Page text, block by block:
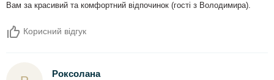
Вам за красивий та комфортний відпочинок (гості з Володимира).
Корисний відгук
Роксолана